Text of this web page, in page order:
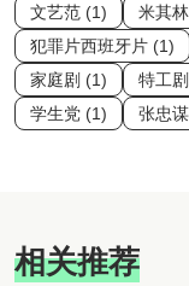
文艺范 (1) 米其
犯罪片西班牙片 (1)
家庭剧 (1)
特工
学生党 (1)
张忠
相关推荐